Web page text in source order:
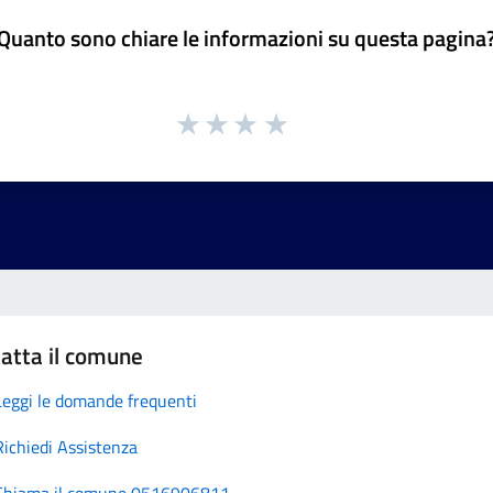
sono chiare le informazioni su questa
il comune
le domande frequenti
Assistenza